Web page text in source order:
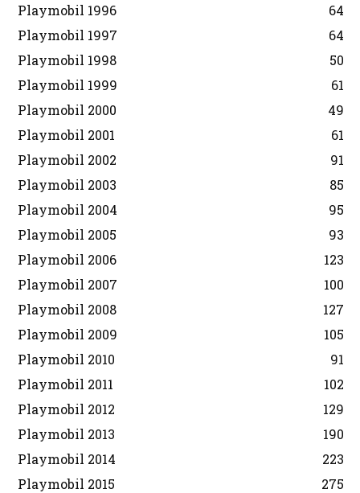
Playmobil 1996
64
Playmobil 1997
64
Playmobil 1998
50
Playmobil 1999
61
Playmobil 2000
49
Playmobil 2001
61
Playmobil 2002
91
Playmobil 2003
85
Playmobil 2004
95
Playmobil 2005
93
Playmobil 2006
123
Playmobil 2007
100
Playmobil 2008
127
Playmobil 2009
105
Playmobil 2010
91
Playmobil 2011
102
Playmobil 2012
129
Playmobil 2013
190
Playmobil 2014
223
Playmobil 2015
275